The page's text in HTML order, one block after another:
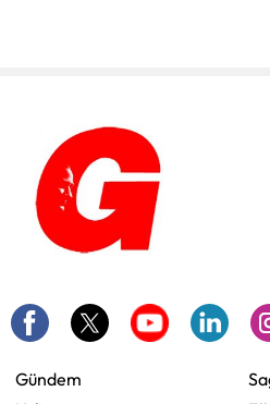
Gündem